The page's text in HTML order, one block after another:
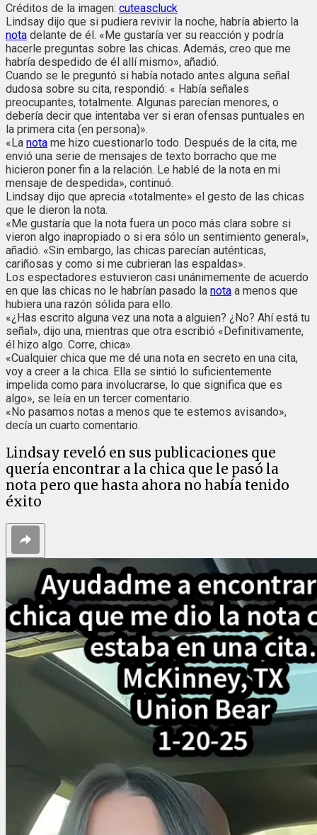
Créditos de la imagen: cuteascluck
Lindsay dijo que si pudiera revivir la noche, habría abierto la
nota delante de él. «Me gustaría ver su reacción y podría
hacerle preguntas sobre las chicas. Además, creo que me
habría despedido de él allí mismo», añadió.
Cuando se le preguntó si había notado antes alguna señal
dudosa sobre su cita, respondió: « Había señales
preocupantes, totalmente. Algunas parecían menores, o
debería decir que intentaba ver si eran ofensas puntuales en
la primera cita (en persona)».
«La nota me hizo cuestionarlo todo. Después de la cita, me
envió una serie de mensajes de texto borracho que me
hicieron poner fin a la relación. Le hablé de la nota en mi
mensaje de despedida», continuó.
Lindsay dijo que aprecia «totalmente» el gesto de las chicas
que le dieron la nota.
«Me gustaría que la nota fuera un poco más clara sobre si
vieron algo inapropiado o si era sólo un sentimiento general»,
añadió. «Sin embargo, las chicas parecían auténticas,
cariñosas y como si me cubrieran las espaldas».
Los espectadores estuvieron casi unánimemente de acuerdo
en que las chicas no le habrían pasado la nota a menos que
hubiera una razón sólida para ello.
«¿Has escrito alguna vez una nota a alguien? ¿No? Ahí está tu
señal», dijo una, mientras que otra escribió «Definitivamente,
él hizo algo. Corre, chica».
«Cualquier chica que me dé una nota en secreto en una cita,
voy a creer a la chica. Ella se sintió lo suficientemente
impelida como para involucrarse, lo que significa que es
algo», se leía en un tercer comentario.
«No pasamos notas a menos que te estemos avisando»,
decía un cuarto comentario.
Lindsay reveló en sus publicaciones que
quería encontrar a la chica que le pasó la
nota pero que hasta ahora no había tenido
éxito